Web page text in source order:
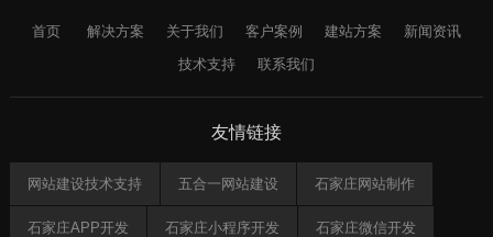
首页 解决方案 关于我们 客户案例 建站方案
新闻资讯
技术支持
联系我们
友情链接
网站建设技术支持 五合一网站建设 石家庄网站制作
石家庄APP开发 石家庄小程序开发 石家庄微信开发